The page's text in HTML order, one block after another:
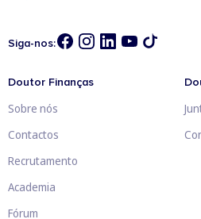
Siga-nos:
Doutor Finanças
Sobre nós
Contactos
Recrutamento
Academia
Fórum